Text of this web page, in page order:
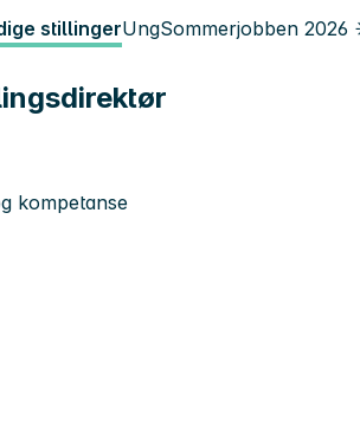
stillingerUngSommerjobben 2026
kompetanse